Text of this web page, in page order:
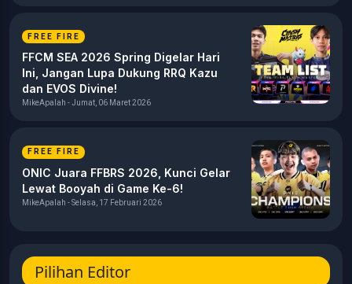
FREE FIRE
FFCM SEA 2026 Spring Digelar Hari
Ini, Jangan Lupa Dukung RRQ Kazu
dan EVOS Divine!
MikeApalah - Jumat, 06 Maret 2026
FREE FIRE
ONIC Juara FFBRS 2026, Kunci Gelar
Lewat Booyah di Game Ke-6!
MikeApalah - Selasa, 17 Februari 2026
Pilihan Editor